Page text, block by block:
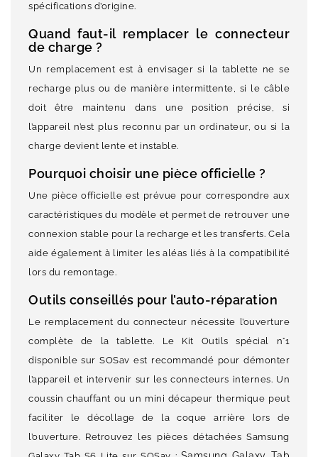
spécifications d’origine.
Quand faut-il remplacer le connecteur
de charge ?
Un remplacement est à envisager si la tablette ne se
recharge plus ou de manière intermittente, si le câble
doit être maintenu dans une position précise, si
l’appareil n’est plus reconnu par un ordinateur, ou si la
charge devient lente et instable.
Pourquoi choisir une pièce officielle ?
Une pièce officielle est prévue pour correspondre aux
caractéristiques du modèle et permet de retrouver une
connexion stable pour la recharge et les transferts. Cela
aide également à limiter les aléas liés à la compatibilité
lors du remontage.
Outils conseillés pour l’auto-réparation
Le remplacement du connecteur nécessite l’ouverture
complète de la tablette. Le Kit Outils spécial n°1
disponible sur SOSav est recommandé pour démonter
l’appareil et intervenir sur les connecteurs internes. Un
coussin chauffant ou un mini décapeur thermique peut
faciliter le décollage de la coque arrière lors de
l’ouverture. Retrouvez les pièces détachées Samsung